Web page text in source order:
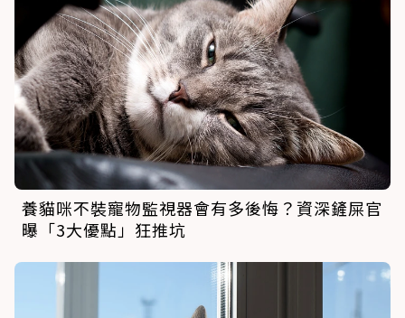
養貓咪不裝寵物監視器會有多後悔？資深鏟屎官
曝「3大優點」狂推坑